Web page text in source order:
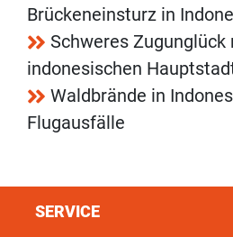
Brückeneinsturz in
Schweres Zugunglück
indonesischen
Waldbrände in
Flugausfälle
SERVICE